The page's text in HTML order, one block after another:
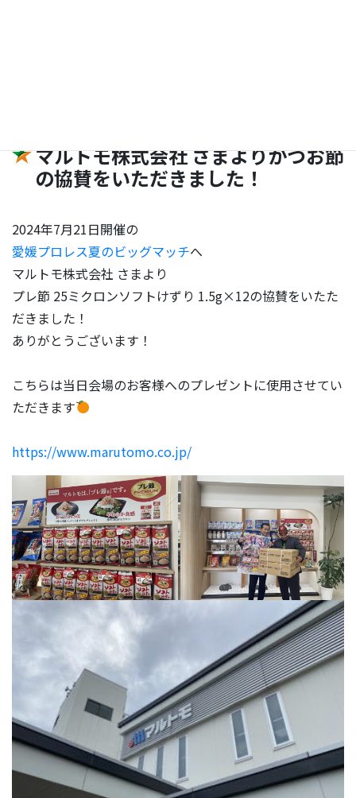
マルトモ株式会社 さまよりかつお節
の協賛をいただきました！
2024年7月21日開催の
愛媛プロレス夏のビッグマッチへ
マルトモ株式会社 さまより
プレ節 25ミクロンソフトけずり 1.5g×12の協賛をいたた
だきました！
ありがとうございます！
こちらは当日会場のお客様へのプレゼントに使用させてい
ただきます
https://www.marutomo.co.jp/